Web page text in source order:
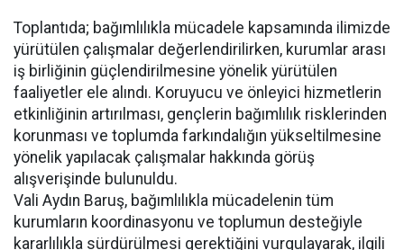
Toplantıda; bağımlılıkla mücadele kapsamında ilimizde
yürütülen çalışmalar değerlendirilirken, kurumlar arası
iş birliğinin güçlendirilmesine yönelik yürütülen
faaliyetler ele alındı. Koruyucu ve önleyici hizmetlerin
etkinliğinin artırılması, gençlerin bağımlılık risklerinden
korunması ve toplumda farkındalığın yükseltilmesine
yönelik yapılacak çalışmalar hakkında görüş
alışverişinde bulunuldu.
Vali Aydın Baruş, bağımlılıkla mücadelenin tüm
kurumların koordinasyonu ve toplumun desteğiyle
kararlılıkla sürdürülmesi gerektiğini vurgulayarak, ilgili